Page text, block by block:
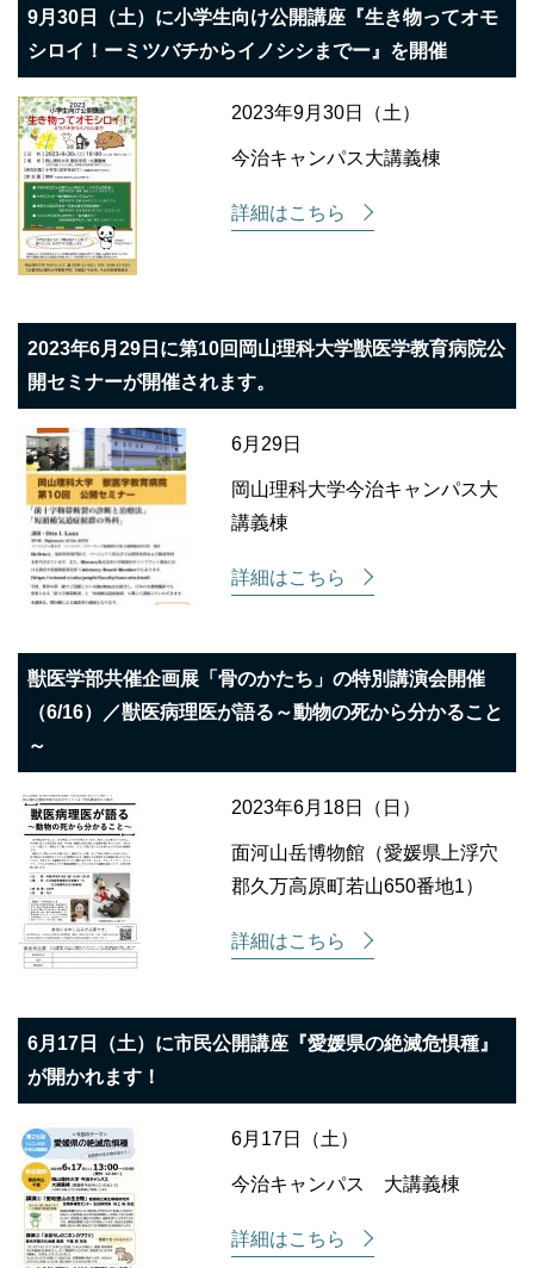
9月30日（土）に小学生向け公開講座『生き物ってオモ
シロイ！ーミツバチからイノシシまでー』を開催
2023年9月30日（土）
今治キャンパス大講義棟
詳細はこちら
2023年6月29日に第10回岡山理科大学獣医学教育病院公
開セミナーが開催されます。
6月29日
岡山理科大学今治キャンパス大
講義棟
詳細はこちら
獣医学部共催企画展「骨のかたち」の特別講演会開催
（6/16）／獣医病理医が語る～動物の死から分かること
～
2023年6月18日（日）
面河山岳博物館（愛媛県上浮穴
郡久万高原町若山650番地1）
詳細はこちら
6月17日（土）に市民公開講座『愛媛県の絶滅危惧種』
が開かれます！
6月17日（土）
今治キャンパス 大講義棟
詳細はこちら